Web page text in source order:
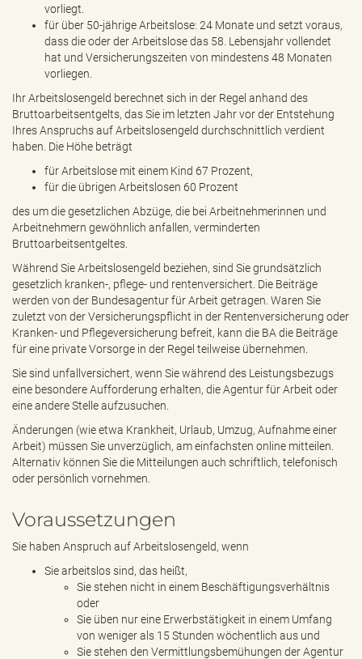
vorliegt.
für über 50-jährige Arbeitslose: 24 Monate und setzt voraus,
dass die oder der Arbeitslose das 58. Lebensjahr vollendet
hat und Versicherungszeiten von mindestens 48 Monaten
vorliegen.
Ihr Arbeitslosengeld berechnet sich in der Regel anhand des
Bruttoarbeitsentgelts, das Sie im letzten Jahr vor der Entstehung
Ihres Anspruchs auf Arbeitslosengeld durchschnittlich verdient
haben. Die Höhe beträgt
für Arbeitslose mit einem Kind 67 Prozent,
für die übrigen Arbeitslosen 60 Prozent
des um die gesetzlichen Abzüge, die bei Arbeitnehmerinnen und
Arbeitnehmern gewöhnlich anfallen, verminderten
Bruttoarbeitsentgeltes.
Während Sie Arbeitslosengeld beziehen, sind Sie grundsätzlich
gesetzlich kranken-, pflege- und rentenversichert. Die Beiträge
werden von der Bundesagentur für Arbeit getragen. Waren Sie
zuletzt von der Versicherungspflicht in der Rentenversicherung oder
Kranken- und Pflegeversicherung befreit, kann die BA die Beiträge
für eine private Vorsorge in der Regel teilweise übernehmen.
Sie sind unfallversichert, wenn Sie während des Leistungsbezugs
eine besondere Aufforderung erhalten, die Agentur für Arbeit oder
eine andere Stelle aufzusuchen.
Änderungen (wie etwa Krankheit, Urlaub, Umzug, Aufnahme einer
Arbeit) müssen Sie unverzüglich, am einfachsten online mitteilen.
Alternativ können Sie die Mitteilungen auch schriftlich, telefonisch
oder persönlich vornehmen.
Voraussetzungen
Sie haben Anspruch auf Arbeitslosengeld, wenn
Sie arbeitslos sind, das heißt,
Sie stehen nicht in einem Beschäftigungsverhältnis
oder
Sie üben nur eine Erwerbstätigkeit in einem Umfang
von weniger als 15 Stunden wöchentlich aus und
Sie stehen den Vermittlungsbemühungen der Agentur